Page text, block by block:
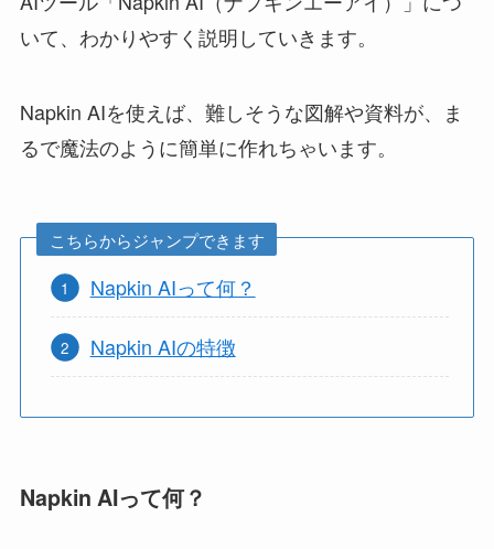
いて、わかりやすく説明していきます。
Napkin AIを使えば、難しそうな図解や資料が、ま
るで魔法のように簡単に作れちゃいます。
こちらからジャンプできます
Napkin AIって何？
Napkin AIの特徴
Napkin AIって何？